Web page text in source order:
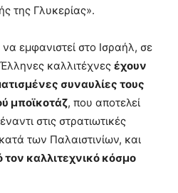
της Γλυκερίας».
εμφανιστεί στο Ισραήλ, σε
καλλιτέχνες έχουν
συναυλίες τους
μποϊκοτάζ, που αποτελεί
στις στρατιωτικές
των Παλαιστινίων, και
τον καλλιτεχνικό κόσμο